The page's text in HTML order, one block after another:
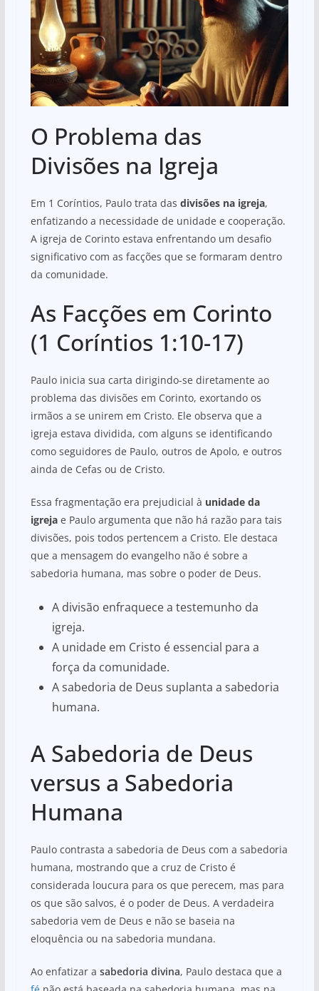
O Problema das
Divisões na Igreja
Em 1 Coríntios, Paulo trata das divisões na igreja,
enfatizando a necessidade de unidade e cooperação.
A igreja de Corinto estava enfrentando um desafio
significativo com as facções que se formaram dentro
da comunidade.
As Facções em Corinto
(1 Coríntios 1:10-17)
Paulo inicia sua carta dirigindo-se diretamente ao
problema das divisões em Corinto, exortando os
irmãos a se unirem em Cristo. Ele observa que a
igreja estava dividida, com alguns se identificando
como seguidores de Paulo, outros de Apolo, e outros
ainda de Cefas ou de Cristo.
Essa fragmentação era prejudicial à unidade da
igrejae Paulo argumenta que não há razão para tais
divisões, pois todos pertencem a Cristo. Ele destaca
que a mensagem do evangelho não é sobre a
sabedoria humana, mas sobre o poder de Deus.
A divisão enfraquece a testemunho da
igreja.
A unidade em Cristo é essencial para a
força da comunidade.
A sabedoria de Deus suplanta a sabedoria
humana.
A Sabedoria de Deus
versus a Sabedoria
Humana
Paulo contrasta a sabedoria de Deus com a sabedoria
humana, mostrando que a cruz de Cristo é
considerada loucura para os que perecem, mas para
os que são salvos, é o poder de Deus. A verdadeira
sabedoria vem de Deus e não se baseia na
eloquência ou na sabedoria mundana.
Ao enfatizar a sabedoria divina, Paulo destaca que a